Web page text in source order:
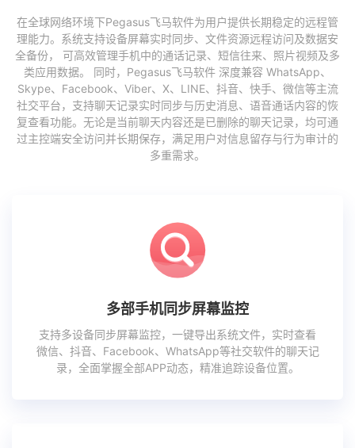
在全球网络环境下Pegasus飞马软件为用户提供长期稳定的远程管
理能力。系统支持设备屏幕实时同步、文件资源远程访问及数据安
全备份， 可高效管理手机中的通话记录、短信往来、照片视频及多
类应用数据。 同时，Pegasus飞马软件 深度兼容 WhatsApp、
Skype、Facebook、Viber、X、LINE、抖音、快手、微信等主流
社交平台，支持聊天记录实时同步与历史消息、语音通话内容的恢
复查看功能。无论是当前聊天内容还是已删除的聊天记录，均可通
过主控端安全访问并长期保存，满足用户对信息留存与行为审计的
多重需求。
多部手机同步屏幕监控
支持多设备同步屏幕监控，一键导出系统文件，实时查看
微信、抖音、Facebook、WhatsApp等社交软件的聊天记
录，全面掌握全部APP动态，精准追踪设备位置。